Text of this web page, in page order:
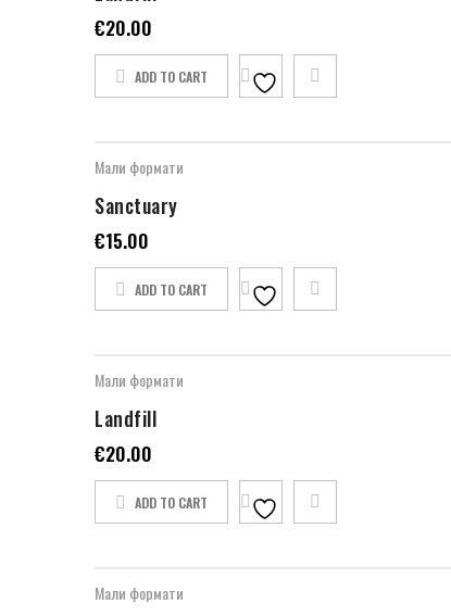
€20.00
ADD TO CART
Мали формати
Sanctuary
€15.00
ADD TO CART
Мали формати
Landfill
€20.00
ADD TO CART
Мали формати